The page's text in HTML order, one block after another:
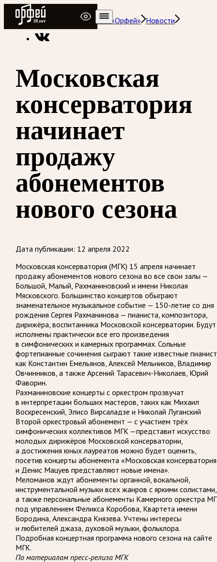
Радио Орфей
Радио классической музыки «Орфей» Новости
Московская
консерватория
начинает
продажу
абонементов
нового сезона
Дата публикации: 12 апреля 2022
Московская консерватория (МГК) 15 апреля начинает
продажу абонементов нового сезона во все свои залы —
Большой, Малый, Рахманиновский и имени Николая
Мясковского. Большинство концертов обыграют
знаменательное музыкальное событие — 150-летие со дня
рождения Сергея Рахманинова — пианиста, композитора,
дирижёра, воспитанника Московской консерватории. Будут
исполнены практически все его произведения
в симфонических и камерных программах. Сольные
фортепианные сочинения сыграют такие известные
как Константин Емельянов, Алексей Мельников, Владимир
Овчинников, а также Арсений Тарасевич-Николаев, Юрий
Фаворин.
Рахманиновские концерты с оркестром прозвучат
в интерпретации больших мастеров, таких как Михаил
Воскресенский, Элисо Вирсаладзе и Николай Луганский
Второй оркестровый абонемент — с участием трёх
симфонических коллективов МГК —представит искусство
молодых дирижёров Московской консерватории,
а достижения юных лауреатов можно будет оценить,
посетив концерты абонемента «Московская консерватория
и Денис Мацуев представляют новые имена».
Меломанов ждут абонементы органной, вокальной,
инструментальной музыки всех жанров с яркими солистами,
а также персональные абонементы Камерного оркестра
под управлением Феликса Коробова, Квартета имени
Бородина, Александра Князева. Учтены интересы
и любителей джаза, духовой музыки, фольклора.
Подробная концертная программа нового сезона на сайте
МГК.
По материалам пресс-релиза МГК